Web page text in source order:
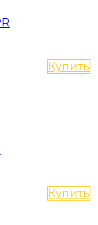
Купить
Купить